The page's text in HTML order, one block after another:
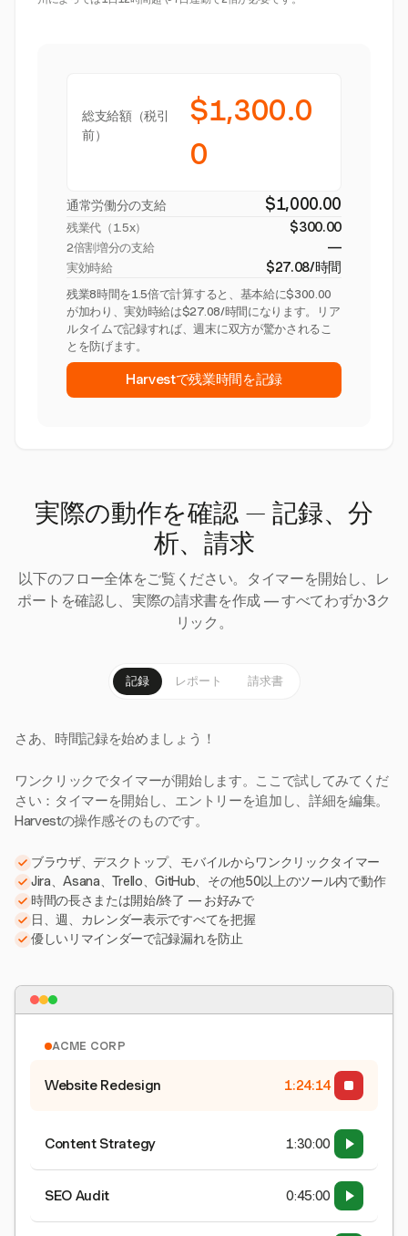
総支給額（税引
前）
$1,300.0
0
通常労働分の支給 $1,000.00
残業代（ 1.5x） $300.00
2倍割増分の支給 —
実効時給 $27.08/時間
残業8時間を1.5倍で計算すると、基本給に$300.00
が加わり、実効時給は$27.08/時間になります。リア
ルタイムで記録すれば、週末に双方が驚かされるこ
とを防げます。
Harvestで残業時間を記録
実際の動作を確認 — 記録、分
析、請求
以下のフロー全体をご覧ください。タイマーを開始し、レ
ポートを確認し、実際の請求書を作成 — すべてわずか3ク
リック。
記録 レポート 請求書
さあ、時間記録を始めましょう！
ワンクリックでタイマーが開始します。ここで試してみてくだ
さい：タイマーを開始し、エントリーを追加し、詳細を編集。
Harvestの操作感そのものです。
ブラウザ、デスクトップ、モバイルからワンクリックタイマー
Jira、Asana、Trello、GitHub、その他50以上のツール内で動作
時間の長さまたは開始/終了 — お好みで
日、週、カレンダー表示ですべてを把握
優しいリマインダーで記録漏れを防止
ACME CORP
Website Redesign 1:24:15
Content Strategy 1:30:00
SEO Audit 0:45:00